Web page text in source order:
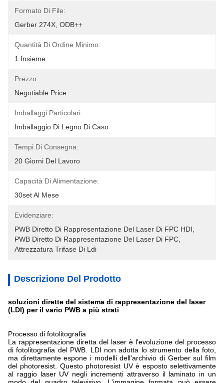
Formato Di File:
Gerber 274X, ODB++
Quantità Di Ordine Minimo:
1 Insieme
Prezzo:
Negotiable Price
Imballaggi Particolari:
Imballaggio Di Legno Di Caso
Tempi Di Consegna:
20 Giorni Del Lavoro
Capacità Di Alimentazione:
30set Al Mese
Evidenziare:
PWB Diretto Di Rappresentazione Del Laser Di FPC HDI
PWB Diretto Di Rappresentazione Del Laser Di FPC
Attrezzatura Trifase Di Ldi
Descrizione Del Prodotto
soluzioni dirette del sistema di rappresentazione del laser
(LDI) per il vario PWB a più strati
Processo di fotolitografia
La rappresentazione diretta del laser è l'evoluzione del processo
di fotolitografia del PWB. LDI non adotta lo strumento della foto,
ma direttamente espone i modelli dell'archivio di Gerber sul film
del photoresist. Questo photoresist UV è esposto selettivamente
al raggio laser UV negli incrementi attraverso il laminato in un